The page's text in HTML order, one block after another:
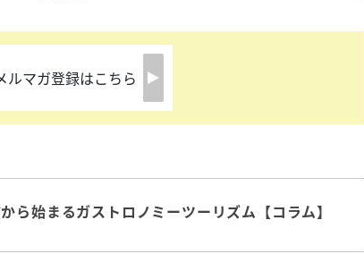
ルマガ登録はこちら
始まるガストロノミーツーリズム【コラム】